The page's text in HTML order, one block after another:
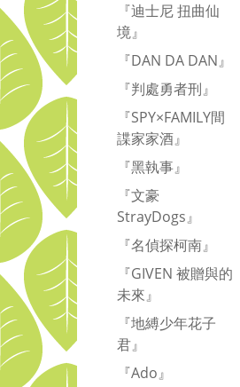
『迪士尼 扭曲仙
境』
『DAN DA DAN』
『判處勇者刑』
『SPY×FAMILY間
諜家家酒』
『黑執事』
『文豪
StrayDogs』
『名偵探柯南』
『GIVEN 被贈與的
未來』
『地縛少年花子
君』
『Ado』